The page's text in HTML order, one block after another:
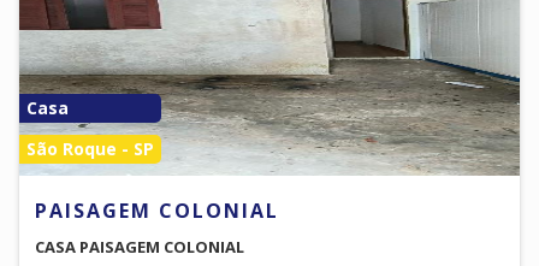
Casa
São Roque - SP
PAISAGEM COLONIAL
CASA PAISAGEM COLONIAL